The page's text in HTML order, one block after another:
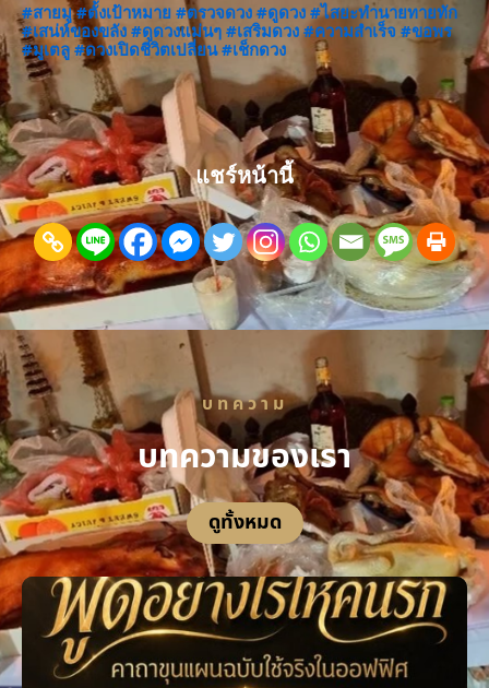
#สายมู #ตั้งเป้าหมาย #ตรวจดวง #ดูดวง #ไสยะทำนายทายทัก
#เสน่ห์ของขลัง #ดูดวงแม่นๆ #เสริมดวง #ความสำเร็จ #ขอพร
#มูเตลู #ดวงเปิดชีวิตเปลี่ยน #เช็กดวง
แชร์หน้านี้
บทความ
บทความของเรา
ดูทั้งหมด